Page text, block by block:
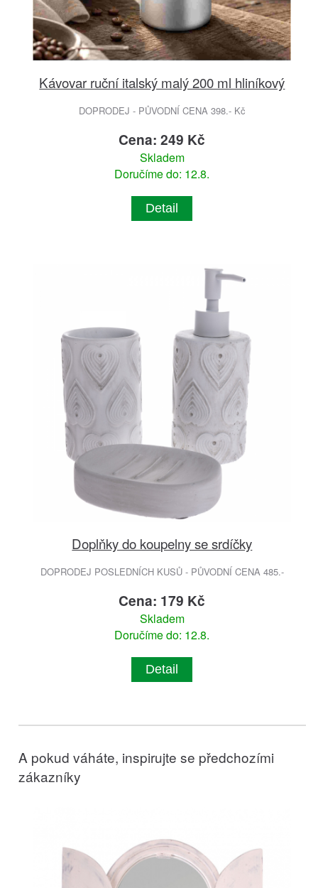
Kávovar ruční italský malý 200 ml hliníkový
DOPRODEJ - PŮVODNÍ CENA 398.- Kč
Cena: 249 Kč
Skladem
Doručíme do: 12.8.
Detail
Doplňky do koupelny se srdíčky
DOPRODEJ POSLEDNÍCH KUSŮ - PŮVODNÍ CENA 485.-
Cena: 179 Kč
Skladem
Doručíme do: 12.8.
Detail
A pokud váháte, inspirujte se předchozími
zákazníky